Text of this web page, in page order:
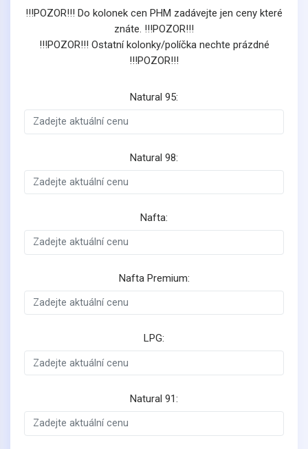
!!!POZOR!!! Do kolonek cen PHM zadávejte jen ceny které
znáte. !!!POZOR!!!
!!!POZOR!!! Ostatní kolonky/políčka nechte prázdné
!!!POZOR!!!
Natural 95:
Natural 98:
Nafta:
Nafta Premium:
LPG:
Natural 91: